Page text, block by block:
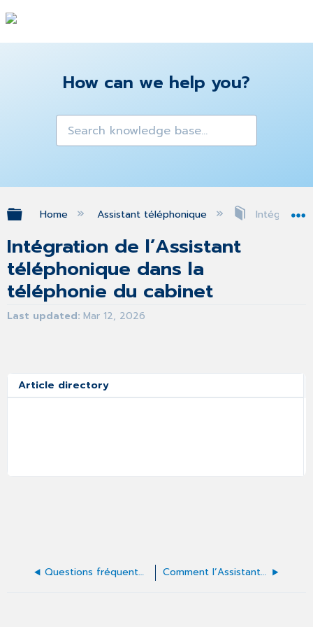
How can we help you?
Expand/collapse global hierarchy
Home Assistant téléphonique Intégration
Intégration de l’Assistant
téléphonique dans la
téléphonie du cabinet
Last updated Mar 12, 2026
Article directory
Questions fréquentes sur le fonctionnement de l’intelligence artificielle Comment l’Assistant téléphonique s’intègre à la téléphonie de votre cabinet